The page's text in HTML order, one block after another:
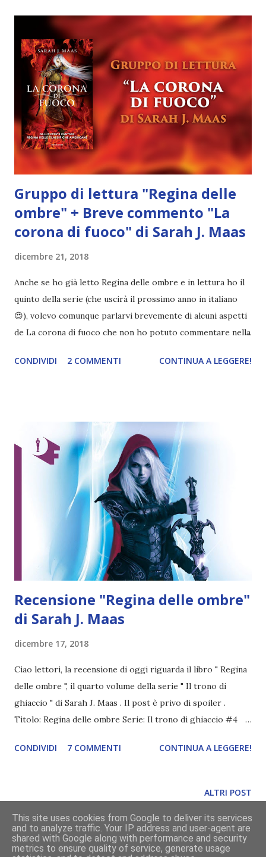
in frantumi attorno a lei. Per salvare coloro che ama dalle
forze dell'oscurità, dovrà allearsi con i suoi nemici. Mentre
la guerra incombe all'orizzonte, l'unica speranza di salvezza
risiede in una tenace ricerca che potrebbe mettere fine a
quanto Aelin ha di più caro. Recensione "Empire of storms"
di Sarah J. Maas Regina delle ombre mi ha lasciato
emozioni contrastanti, ma questo non ha frenato l...
Gruppo di lettura "Regina delle
ombre" + Breve commento "La
corona di fuoco" di Sarah J. Maas
dicembre 21, 2018
Anche se ho già letto Regina delle ombre e in lettura ho il
quinto della serie (che uscirà il prossimo anno in italiano
😍), volevo comunque parlarvi brevemente di alcuni aspetti
de La corona di fuoco che non ho potuto commentare nella
ovviamente NON dei volumi successivi (ho scritto il post
SPOILER ⬇️⬇️⬇️ 1. La fine dei Chaolaena Ci credete che per
anni sono rimasta bloccata a questo libro perché non
riuscivo a superare la rottura di una delle mie coppie
preferite di sempre? Finalmente dopo questa rilettura
sono riuscita a metterci una pietra sopra (più o meno
perché mi viene da piangere ogni volta che ci penso) e
comprendo meglio anche i motivi. 2. Rowan lo ricordavo
diverso La prima volta che ho letto il libro l 'ho detestato a
CONDIVIDI 2 COMMENTI CONTINUA A LEGGERE!
Recensione "Regina delle ombre"
di Sarah J. Maas
dicembre 17, 2018
Ciao lettori, la recensione di oggi riguarda il libro " Regina
delle ombre ", il quarto volume della serie " Il trono di
ghiaccio " di Sarah J. Maas . Il post è privo di spoiler .
Titolo: Regina delle ombre Serie: Il trono di ghiaccio #4
(Oscar Fantastica) Anno: 2018 ➡️ COMPRA SU AMAZON ⬅️
è Aelin Ashryver Galathynius, Regina di Terrasen. Tuttavia,
prima di riprendere il trono che le spetta, dovrà ancora
combattere: scavare tra i ricordi più dolorosi, battersi per
la sopravvivenza e lottare contro una passione che
CONDIVIDI 7 COMMENTI CONTINUA A LEGGERE!
ALTRI POST
Powered by Blogger
This site uses cookies from Google to deliver its services
and to analyze traffic. Your IP address and user-agent are
shared with Google along with performance and security
metrics to ensure quality of service, generate usage